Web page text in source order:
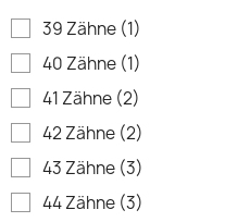
39 Zähne (1)
40 Zähne (1)
41 Zähne (2)
42 Zähne (2)
43 Zähne (3)
44 Zähne (3)